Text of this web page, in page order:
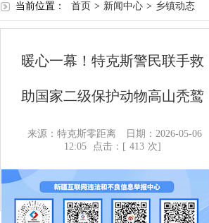
当前位置： 首页 > 新闻中心 > 乡镇动态
暖心一幕！特克斯警民联手救
助国家二级保护动物高山秃鹫
来源：特克斯零距离
日期：2026-05-06
12:05
点击：[ 413 次]